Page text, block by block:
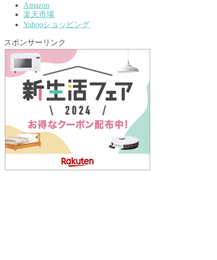
Amazon
楽天市場
Yahooショッピング
スポンサーリンク